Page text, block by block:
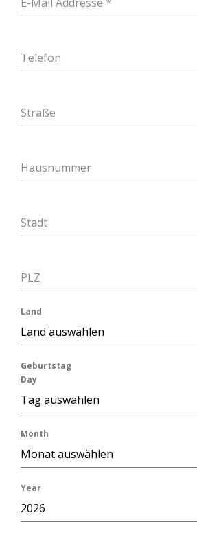
Telefon
Straße
Hausnummer
Stadt
PLZ
Land
Land auswählen
Geburtstag
Day
Tag auswählen
Month
Monat auswählen
Year
2026